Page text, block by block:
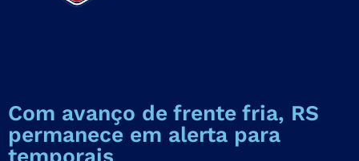
Com avanço de frente fria, RS
permanece em alerta para